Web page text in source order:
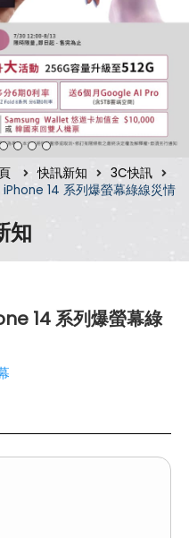
快訊新知
3C快訊
iPhone 14 系列爆螢幕綠線災情
知
14 系列爆螢幕綠